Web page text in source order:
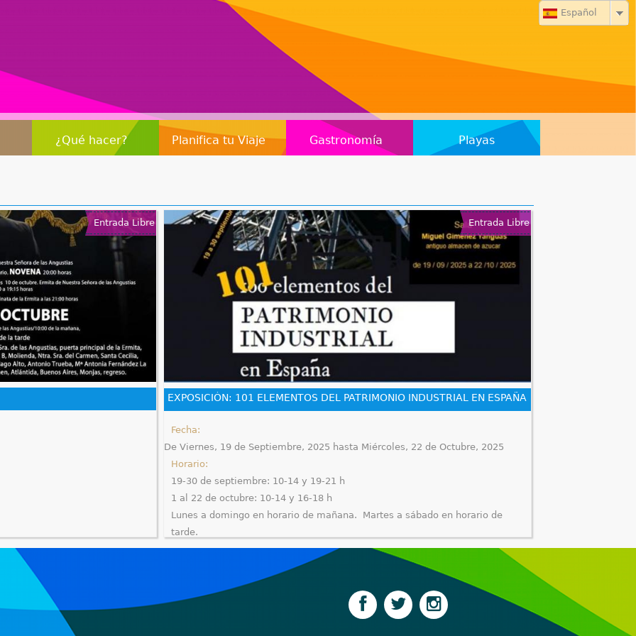
Español
¿Qué hacer? Planifica tu Viaje Gastronomía Playas
Entrada Libre Entrada Libre
EXPOSICIÓN: 101 ELEMENTOS DEL PATRIMONIO INDUSTRIAL EN ESPAÑA
Fecha:
De Viernes, 19 de Septiembre, 2025 hasta Miércoles, 22 de Octubre, 2025
Horario:
19-30 de septiembre: 10-14 y 19-21 h
1 al 22 de octubre: 10-14 y 16-18 h
Lunes a domingo en horario de mañana. Martes a sábado en horario de
tarde.
En la Fábrica Azucarera Ntra. Sra. del Pilar (Museo del Azúcar)
Antiguo almacén de azúcar